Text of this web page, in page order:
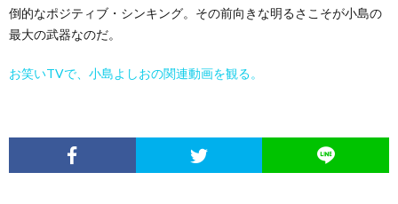
倒的なポジティブ・シンキング。その前向きな明るさこそが小島の
最大の武器なのだ。
お笑いTVで、小島よしおの関連動画を観る。